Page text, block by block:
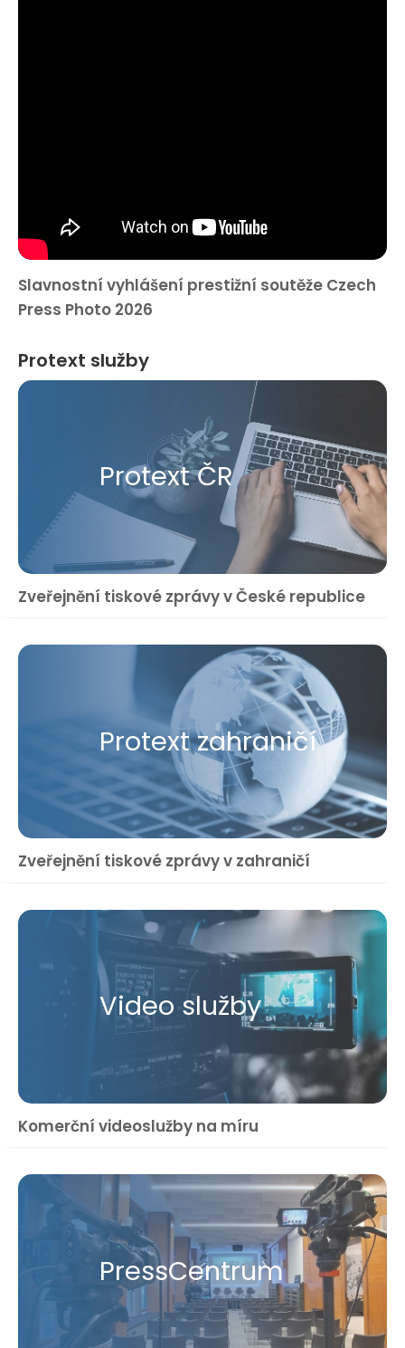
Slavnostní vyhlášení prestižní soutěže Czech
Press Photo 2026
Protext služby
Protext ČR
Zveřejnění tiskové zprávy v České republice
Protext zahraničí
Zveřejnění tiskové zprávy v zahraničí
Video služby
Komerční videoslužby na míru
Press​Centrum